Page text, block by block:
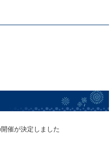
催が決定しました